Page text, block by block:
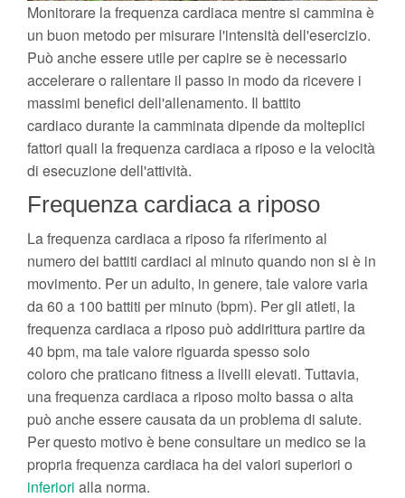
Monitorare la frequenza cardiaca mentre si cammina è
un buon metodo per misurare l'intensità dell'esercizio.
Può anche essere utile per capire se è necessario
accelerare o rallentare il passo in modo da ricevere i
massimi benefici dell'allenamento. Il battito
cardiaco durante la camminata dipende da molteplici
fattori quali la frequenza cardiaca a riposo e la velocità
di esecuzione dell'attività.
Frequenza cardiaca a riposo
La frequenza cardiaca a riposo fa riferimento al
numero dei battiti cardiaci al minuto quando non si è in
movimento. Per un adulto, in genere, tale valore varia
da 60 a 100 battiti per minuto (bpm). Per gli atleti, la
frequenza cardiaca a riposo può addirittura partire da
40 bpm, ma tale valore riguarda spesso solo
coloro che praticano fitness a livelli elevati. Tuttavia,
una frequenza cardiaca a riposo molto bassa o alta
può anche essere causata da un problema di salute.
Per questo motivo è bene consultare un medico se la
propria frequenza cardiaca ha dei valori superiori o
inferiori alla norma.